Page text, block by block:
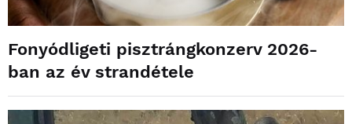
Fonyódligeti pisztrángkonzerv 2026-
ban az év strandétele